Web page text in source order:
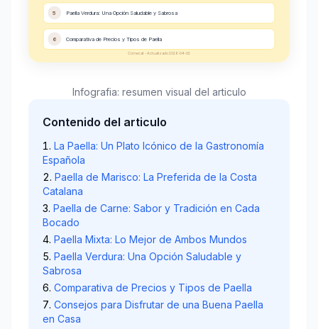
5 Paella Verdura: Una Opción Saludable y Sabrosa
6 Comparativa de Precios y Tipos de Paella
Comecat - Actualizado 2026-04-02
Infografia: resumen visual del articulo
Contenido del articulo
La Paella: Un Plato Icónico de la Gastronomía
Española
Paella de Marisco: La Preferida de la Costa
Catalana
Paella de Carne: Sabor y Tradición en Cada
Bocado
Paella Mixta: Lo Mejor de Ambos Mundos
Paella Verdura: Una Opción Saludable y
Sabrosa
Comparativa de Precios y Tipos de Paella
Consejos para Disfrutar de una Buena Paella
en Casa